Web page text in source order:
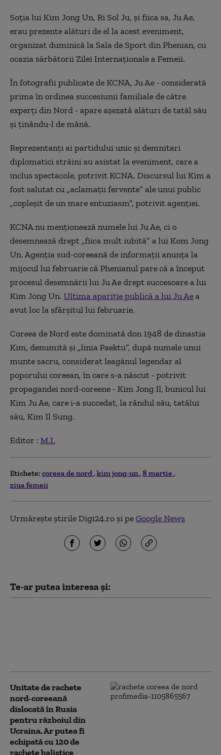
Soţia lui Kim Jong Un, Ri Sol Ju, şi fiica sa, Ju Ae,
erau prezente alături de el la acest eveniment,
organizat duminică la Sala de Sport din Phenian, cu
ocazia sărbătorii Zilei Internaţionale a Femeii.
În fotografii publicate de KCNA, Ju Ae - considerată
prima în ordinea succesiunii familiale de către
experţi din Nord - apare aşezată alături de tatăl său
şi ţinându-l de mână.
Reprezentanţi ai partidului unic şi demnitari
diplomatici străini au asistat la eveniment, care a
inclus spectacole, potrivit KCNA. Discursul lui Kim a
fost salutat cu „aclamaţii fervente” ale unui public
„copleşit de un mare entuziasm”, potrivit agenţiei.
KCNA nu menţionează numele lui Ju Ae, ci o
desemnează drept „fiica mult iubită” a lui Kom Jong
Un. Agenţia sud-coreeană de informaţii anunţa la
mijocul lui februarie că Phenianul pare că a început
procesul desemnării lui Ju Ae drept succesoare a lui
Kim Jong Un. Ultima apariţie publică a lui Ju Aea
avut loc la sfârşitul lui februarie.
Coreea de Nord este dominată don 1948 de dinastia
Kim, denumită şi „linia Paektu”, după numele unui
munte sacru, considerat leagănul legendar al
poporului coreean, în care s-a născut - potrivit
propagandei nord-coreene - Kim Jong Il, bunicul lui
Kim Ju Ae, care i-a succedat, la rândul său, tatălui
său, Kim Il Sung.
Editor : M.I.
Etichete: coreea de nord kim jong-un 8 martie
ziua femeii
Urmărește știrile Digi24.ro și peGoogle News
Te-ar putea interesa și:
Unitate de rachete
nord-coreeană
dislocată în Rusia
pentru războiul din
Ucraina. Ar putea fi
echipată cu 120 de
rachete balistice